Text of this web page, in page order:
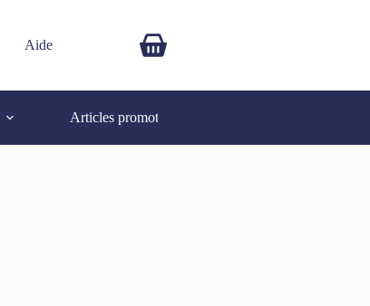
Aide
Articles promotionnels